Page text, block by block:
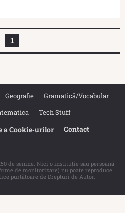
1
Geografie
Gramatică/Vocabular
Tech Stuff
a Cookie‐urilor Contact
de semne. Nici o instituţie sau persoană
de monitorizare) nu poate reproduce
purtătoare de Drepturi de Autor.